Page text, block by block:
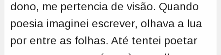
dono, me pertencia de visão. Quando
poesia imaginei escrever, olhava a lua
por entre as folhas. Até tentei poetar